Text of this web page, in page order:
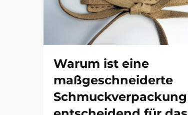
Warum ist eine
maßgeschneiderte
Schmuckverpackung